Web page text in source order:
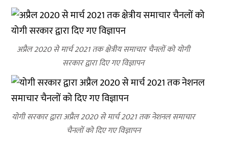
अप्रैल 2020 से मार्च 2021 तक क्षेत्रीय समाचार चैनलों को योगी
सरकार द्वारा दिए गए विज्ञापन
योगी सरकार द्वारा अप्रैल 2020 से मार्च 2021 तक नेशनल समाचार
चैनलों को दिए गए विज्ञापन